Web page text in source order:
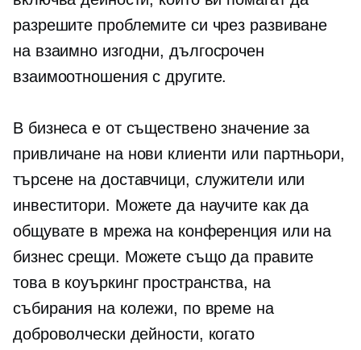
разрешите проблемите си чрез развиване
на взаимно изгодни, дългосрочен
взаимоотношения с другите.
В бизнеса е от съществено значение за
привличане на нови клиенти или партньори,
търсене на доставчици, служители или
инвеститори. Можете да научите как да
общувате в мрежа на конференция или на
бизнес срещи. Можете също да правите
това в коуъркинг пространства, на
събирания на колежи, по време на
доброволчески дейности, когато